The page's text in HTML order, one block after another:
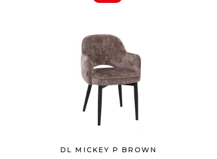
DL MICKEY P BROWN